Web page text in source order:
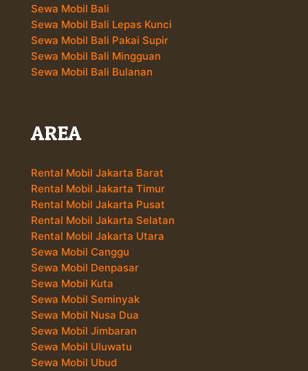
Sewa Mobil Bali
Sewa Mobil Bali Lepas Kunci
Sewa Mobil Bali Pakai Supir
Sewa Mobil Bali Mingguan
Sewa Mobil Bali Bulanan
AREA
Rental Mobil Jakarta Barat
Rental Mobil Jakarta Timur
Rental Mobil Jakarta Pusat
Rental Mobil Jakarta Selatan
Rental Mobil Jakarta Utara
Sewa Mobil Canggu
Sewa Mobil Denpasar
Sewa Mobil Kuta
Sewa Mobil Seminyak
Sewa Mobil Nusa Dua
Sewa Mobil Jimbaran
Sewa Mobil Uluwatu
Sewa Mobil Ubud